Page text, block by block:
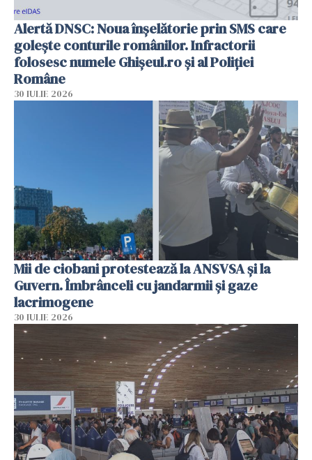
Alertă DNSC: Noua înșelătorie prin SMS care
golește conturile românilor. Infractorii
folosesc numele Ghișeul.ro și al Poliției
Române
30 IULIE 2026
Mii de ciobani protestează la ANSVSA și la
Guvern. Îmbrânceli cu jandarmii și gaze
lacrimogene
30 IULIE 2026